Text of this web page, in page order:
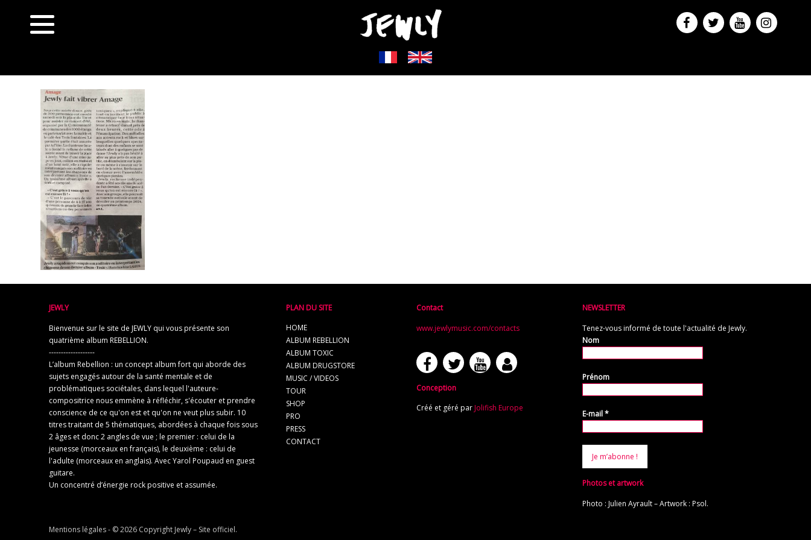
JEWLY
Bienvenue sur le site de JEWLY qui vous présente son
quatrième album REBELLION.
-------------------
L’album Rebellion : un concept album fort qui aborde des
sujets engagés autour de la santé mentale et de
problématiques sociétales, dans lequel l'auteure-
compositrice nous emmène à réfléchir, s'écouter et prendre
conscience de ce qu'on est et qu'on ne veut plus subir. 10
titres traitant de 5 thématiques, abordées à chaque fois sous
2 âges et donc 2 angles de vue ; le premier : celui de la
jeunesse (morceaux en français), le deuxième : celui de
l'adulte (morceaux en anglais). Avec Yarol Poupaud en guest
guitare.
Un concentré d’énergie rock positive et assumée.
PLAN DU SITE
HOME
ALBUM REBELLION
ALBUM TOXIC
ALBUM DRUGSTORE
MUSIC / VIDEOS
TOUR
SHOP
PRO
PRESS
CONTACT
Contact
www.jewlymusic.com/contacts
Conception
Créé et géré par Jolifish Europe
NEWSLETTER
Tenez-vous informé de toute l'actualité de Jewly.
Nom
Prénom
E-mail*
Photos et artwork
Photo : Julien Ayrault – Artwork : Psol.
Mentions légales- © 2026 Copyright Jewly – Site officiel.